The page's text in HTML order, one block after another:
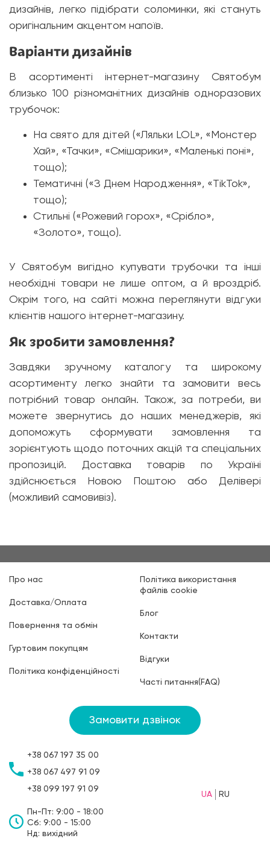
дизайнів, легко підібрати соломинки, які стануть
оригінальним акцентом напоїв.
Варіанти дизайнів
В асортименті інтернет-магазину Святобум
близько 100 різноманітних дизайнів одноразових
трубочок:
На свято для дітей («Ляльки LOL», «Монстер
Хай», «Тачки», «Смішарики», «Маленькі поні»,
тощо);
Тематичні («З Днем Народження», «TikTok»,
тощо);
Стильні («Рожевий горох», «Срібло»,
«Золото», тощо).
У Святобум вигідно купувати трубочки та інші
необхідні товари не лише оптом, а й вроздріб.
Окрім того, на сайті можна переглянути відгуки
клієнтів нашого інтернет-магазину.
Як зробити замовлення?
Завдяки зручному каталогу та широкому
асортименту легко знайти та замовити весь
потрібний товар онлайн. Також, за потреби, ви
можете звернутись до наших менеджерів, які
допоможуть сформувати замовлення та
зорієнтують щодо поточних акцій та спеціальних
пропозицій. Доставка товарів по Україні
здійснюється Новою Поштою або Делівері
(можливий самовивіз).
Про нас
Доставка/Оплата
Повернення та обмін
Гуртовим покупцям
Політика конфіденційності
Політика використання
файлів cookie
Блог
Контакти
Відгуки
Часті питання(FAQ)
Замовити дзвінок
+38 067 197 35 00
+38 067 497 91 09
+38 099 197 91 09
Пн-Пт: 9:00 - 18:00
Сб: 9:00 - 15:00
Нд: вихідний
UA RU